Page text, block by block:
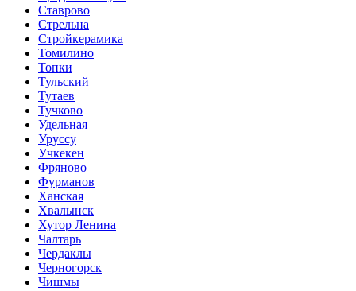
Ставрово
Стрельна
Стройкерамика
Томилино
Топки
Тульский
Тутаев
Тучково
Удельная
Уруссу
Учкекен
Фряново
Фурманов
Ханская
Хвалынск
Хутор Ленина
Чалтарь
Чердаклы
Черногорск
Чишмы